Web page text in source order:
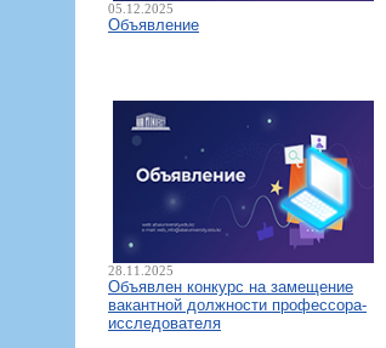
05.12.2025
Объявление
28.11.2025
Объявлен конкурс на замещение
вакантной должности профессора-
исследователя